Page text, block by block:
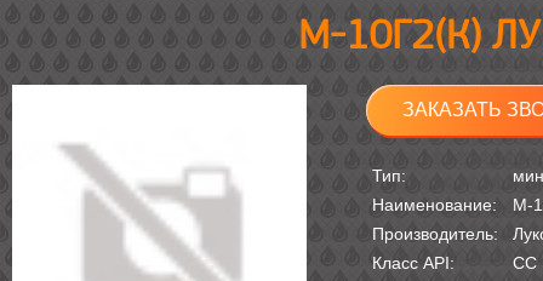
М-10Г2(К)
ЗАКАЗАТЬ
Тип:
Наименование:
М-
Производитель:
Класс API:
CС